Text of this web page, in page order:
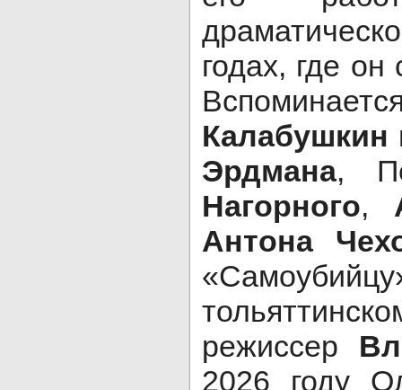
годах, где
Калабушкин
Эрдмана,
Нагорного,
Антона
режиссер
2026 году